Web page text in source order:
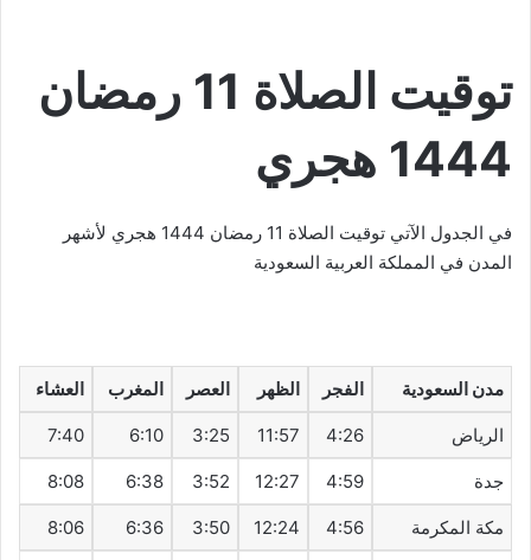
توقيت الصلاة 11
رمضان
1444 هجري
في الجدول الآتي توقيت الصلاة 11 رمضان 1444 هجري لأشهر
المدن في المملكة العربية السعودية
مدن السعودية الفجر الظهر العصر المغرب العشاء
الرياض 4:26
11:57
3:25
6:10
7:40
جدة 4:59
12:27
3:52
6:38
8:08
مكة المكرمة 4:56
12:24
3:50
6:36
8:06